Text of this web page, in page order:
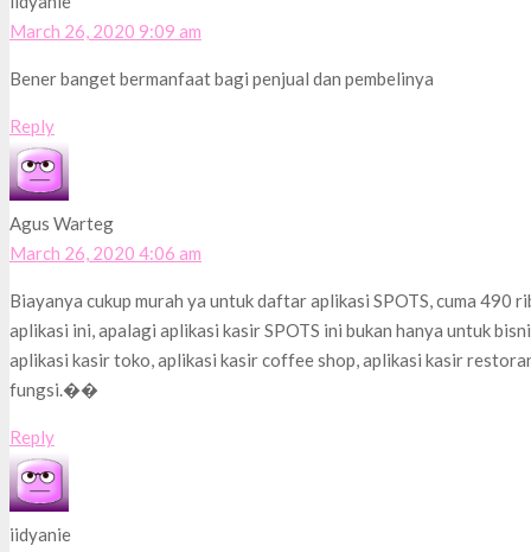
March 26, 2020 9:09 am
Bener banget bermanfaat bagi penjual dan pembelinya
Reply
Agus Warteg
March 26, 2020 4:06 am
Biayanya cukup murah ya untuk daftar aplikasi SPOTS, cuma 490
aplikasi ini, apalagi aplikasi kasir SPOTS ini bukan hanya untuk
aplikasi kasir toko, aplikasi kasir coffee shop, aplikasi kasir
fungsi.��
Reply
iidyanie